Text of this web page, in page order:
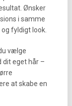
Ønsker
i samme
fyldigt look.
vælge
dit eget hår –
at skabe en